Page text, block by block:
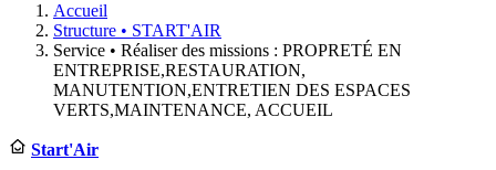
Accueil
Structure • START'AIR
Service • Réaliser des missions : PROPRETÉ EN
ENTREPRISE,RESTAURATION,
MANUTENTION,ENTRETIEN DES ESPACES
VERTS,MAINTENANCE, ACCUEIL
Start'Air